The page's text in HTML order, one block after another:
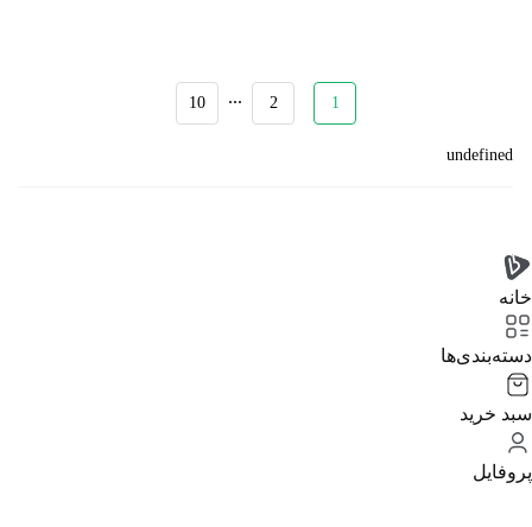
1
2
...
10
undefined
خانه
دسته‌بندی‌‌ها
سبد خرید
پروفایل